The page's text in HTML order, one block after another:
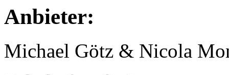
Anbieter:
Michael Götz & Nicola